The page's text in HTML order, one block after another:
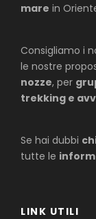
mare in
Consigliamo i
le nostre
nozze, per
trekking e
Se hai dubbi
tutte le
LINK UTILI